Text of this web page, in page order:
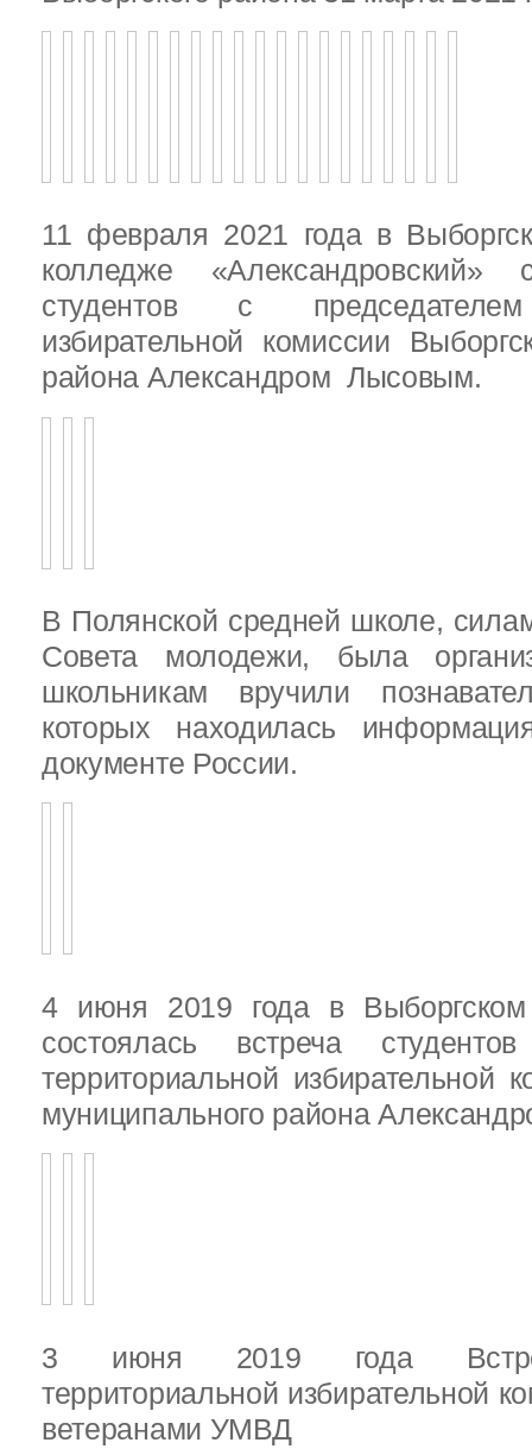
11 февраля 2021 года в
колледже «Александровский»
студентов с председателем
избирательной комиссии
района Александром Лысовым.
В Полянской средней школе,
Совета молодежи, была
школьникам вручили
которых находилась
документе России.
4 июня 2019 года в
состоялась встреча
территориальной избирательной
муниципального района
3 июня 2019 года
территориальной избирательной
ветеранами УМВД